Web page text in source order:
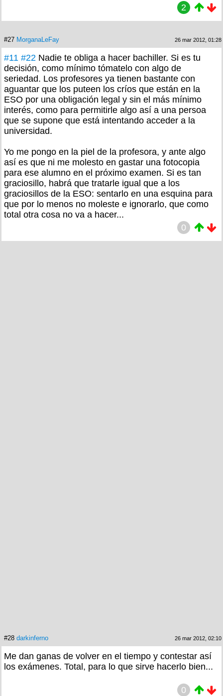
2
#27 MorganaLeFay 26 mar 2012, 01:28
#11 #22 Nadie te obliga a hacer bachiller. Si es tu
decisión, como mínimo tómatelo con algo de
seriedad. Los profesores ya tienen bastante con
aguantar que los puteen los críos que están en la
ESO por una obligación legal y sin el más mínimo
interés, como para permitirle algo así a una persoa
que se supone que está intentando acceder a la
universidad.
Yo me pongo en la piel de la profesora, y ante algo
así es que ni me molesto en gastar una fotocopia
para ese alumno en el próximo examen. Si es tan
graciosillo, habrá que tratarle igual que a los
graciosillos de la ESO: sentarlo en una esquina para
que por lo menos no moleste e ignorarlo, que como
total otra cosa no va a hacer...
0
#28 darkinferno 26 mar 2012, 02:10
Me dan ganas de volver en el tiempo y contestar así
los exámenes. Total, para lo que sirve hacerlo bien...
0